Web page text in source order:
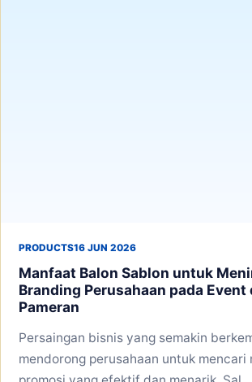
PRODUCTS16 JUN 2026
Manfaat Balon Sablon untuk
Branding Perusahaan pada Event
Pameran
Persaingan bisnis yang semakin
mendorong perusahaan untuk mencari